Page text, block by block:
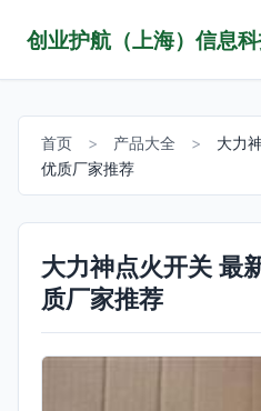
创业护航（上海）信息
首页 > 产品大全 >
大力
优质厂家推荐
大力神点火开关 最
质厂家推荐